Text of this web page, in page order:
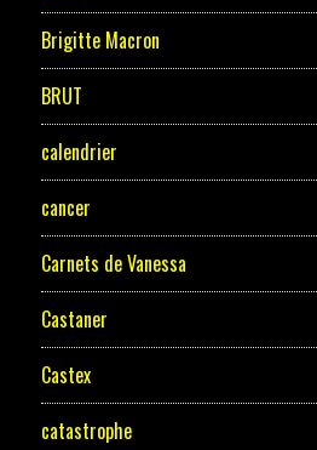
Brigitte Macron
BRUT
calendrier
cancer
Carnets de Vanessa
Castaner
Castex
catastrophe